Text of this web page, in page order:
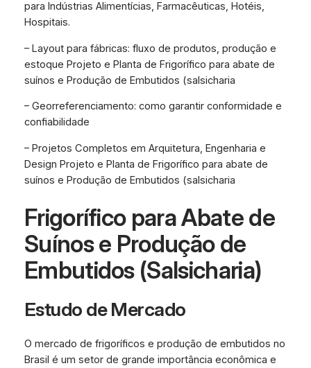
para Indústrias Alimentícias, Farmacêuticas, Hotéis,
Hospitais.
– Layout para fábricas: fluxo de produtos, produção e
estoque Projeto e Planta de Frigorífico para abate de
suínos e Produção de Embutidos (salsicharia
– Georreferenciamento: como garantir conformidade e
confiabilidade
– Projetos Completos em Arquitetura, Engenharia e
Design Projeto e Planta de Frigorífico para abate de
suínos e Produção de Embutidos (salsicharia
Frigorífico para Abate de
Suínos e Produção de
Embutidos (Salsicharia)
Estudo de Mercado
O mercado de frigoríficos e produção de embutidos no
Brasil é um setor de grande importância econômica e